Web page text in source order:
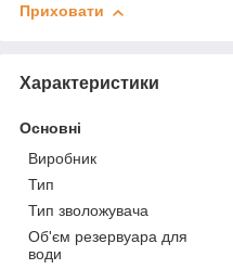
Приховати
Характеристики
Основні
Виробник
Тип
Тип зволожувача
Об'єм резервуара для
води